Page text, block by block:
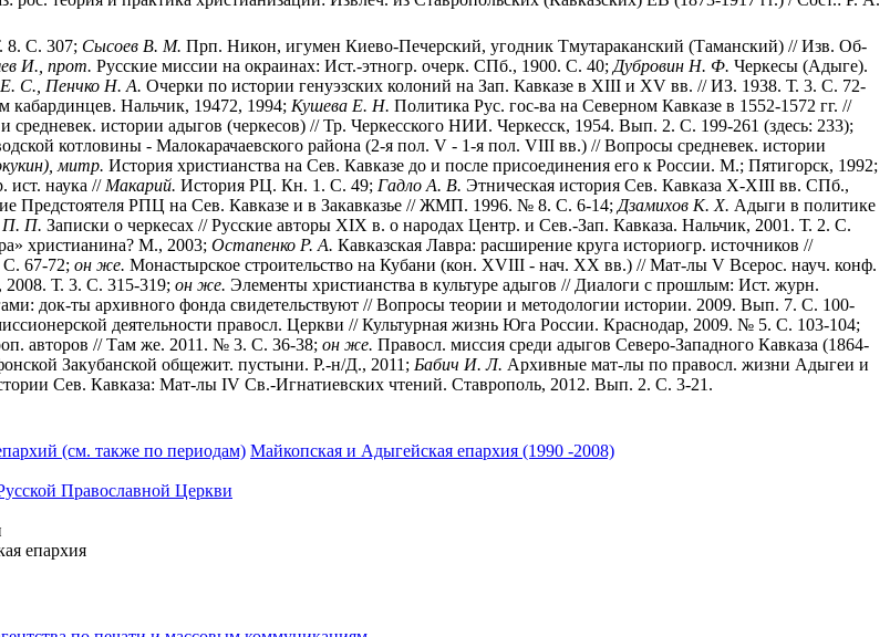
8. С. 307; Сысоев В. М. Прп. Никон, игумен Киево-Печерский, угодник Тмутараканский (Таманский) // Изв. Об-
И., прот. Русские миссии на окраинах: Ист.-этногр. очерк. СПб., 1900. С. 40; Дубровин Н. Ф. Черкесы (Адыге).
Е. С., Пенчко Н. А. Очерки по истории генуэзских колоний на Зап. Кавказе в XIII и XV вв. // ИЗ. 1938. Т. 3. С. 72-
кабардинцев. Нальчик, 19472, 1994; Кушева Е. Н. Политика Рус. гос-ва на Северном Кавказе в 1552-1572 гг. //
истории адыгов (черкесов) // Тр. Черкесского НИИ. Черкесск, 1954. Вып. 2. С. 199-261 (здесь: 233);
котловины - Малокарачаевского района (2-я пол. V - 1-я пол. VIII вв.) // Вопросы средневек. истории
митр. История христианства на Сев. Кавказе до и после присоединения его к России. М.; Пятигорск, 1992;
ист. наука // Макарий. История РЦ. Кн. 1. С. 49; Гадло А. В. Этническая история Сев. Кавказа X-XIII вв. СПб.,
Предстоятеля РПЦ на Сев. Кавказе и в Закавказье // ЖМП. 1996. № 8. С. 6-14; Дзамихов К. Х. Адыги в политике
П. П. Записки о черкесах // Русские авторы XIX в. о народах Центр. и Сев.-Зап. Кавказа. Нальчик, 2001. Т. 2. С.
христианина? М., 2003; Остапенко Р. А. Кавказская Лавра: расширение круга историогр. источников //
67-72; он же. Монастырское строительство на Кубани (кон. XVIII - нач. XX вв.) // Мат-лы V Всерос. науч. конф.
Т. 3. С. 315-319; он же. Элементы христианства в культуре адыгов // Диалоги с прошлым: Ист. журн.
док-ты архивного фонда свидетельствуют // Вопросы теории и методологии истории. 2009. Вып. 7. С. 100-
деятельности правосл. Церкви // Культурная жизнь Юга России. Краснодар, 2009. № 5. С. 103-104;
авторов // Там же. 2011. № 3. С. 36-38; он же. Правосл. миссия среди адыгов Северо-Западного Кавказа (1864-
Закубанской общежит. пустыни. Р.-н/Д., 2011; Бабич И. Л. Архивные мат-лы по правосл. жизни Адыгеи и
Сев. Кавказа: Мат-лы IV Св.-Игнатиевских чтений. Ставрополь, 2012. Вып. 2. С. 3-21.
(см. также по периодам) Майкопская и Адыгейская епархия (1990 -2008)
Православной Церкви
епархия